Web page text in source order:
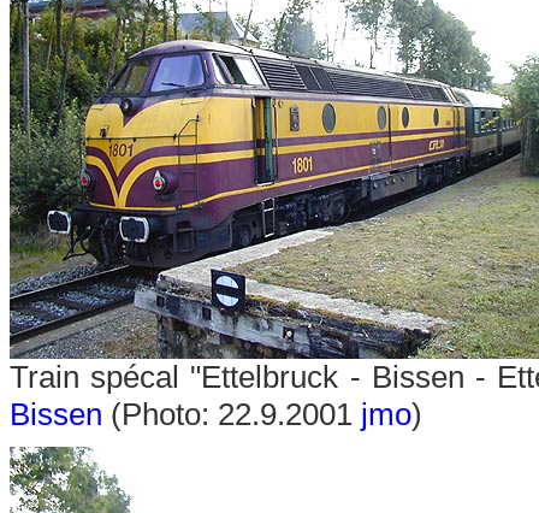
Train spécal "Ettelbruck - Bissen -
Bissen (Photo: 22.9.2001 jmo)